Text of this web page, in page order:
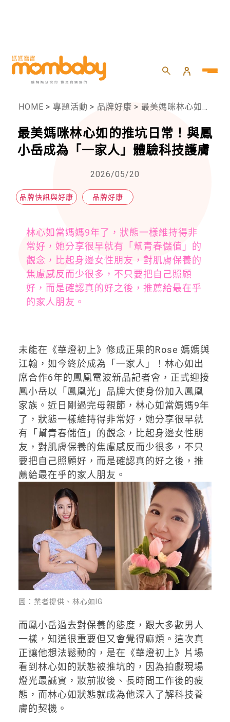
HOME > 專題活動 > 品牌好康 > 最美媽咪林心如的推坑日常！與鳳小岳成為「一家人」體驗科技護膚
最美媽咪林心如的推坑日常！與鳳
小岳成為「一家人」體驗科技護膚
2026/05/20
品牌快訊與好康 品牌好康
林心如當媽媽9年了，狀態一樣維持得非
常好，她分享很早就有「幫青春儲值」的
觀念，比起身邊女性朋友，對肌膚保養的
焦慮感反而少很多，不只要把自己照顧
好，而是確認真的好之後，推薦給最在乎
的家人朋友。
未能在《華燈初上》修成正果的Rose 媽媽與
江翰，如今終於成為「一家人」！林心如出
席合作6年的鳳凰電波新品記者會，正式迎接
鳳小岳以「鳳凰光」品牌大使身份加入鳳凰
家族。近日剛過完母親節，林心如當媽媽9年
了，狀態一樣維持得非常好，她分享很早就
有「幫青春儲值」的觀念，比起身邊女性朋
友，對肌膚保養的焦慮感反而少很多，不只
要把自己照顧好，而是確認真的好之後，推
薦給最在乎的家人朋友。
圖：業者提供、林心如IG
而鳳小岳過去對保養的態度，跟大多數男人
一樣，知道很重要但又會覺得麻煩。這次真
正讓他想法鬆動的，是在《華燈初上》片場
看到林心如的狀態被推坑的，因為拍戲現場
燈光最誠實，妝前妝後、長時間工作後的疲
態，而林心如狀態就成為他深入了解科技養
膚的契機。